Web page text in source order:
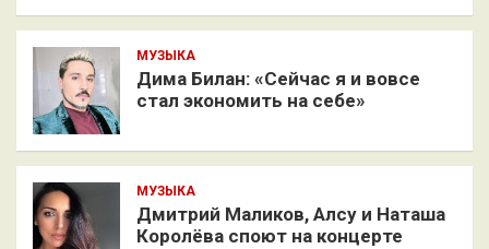
МУЗЫКА
Дима Билан: «Сейчас я и вовсе
стал экономить на себе»
МУЗЫКА
Дмитрий Маликов, Алсу и Наташа
Королёва споют на концерте